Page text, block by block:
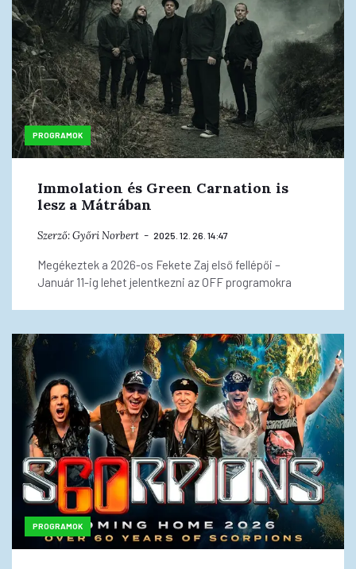
PROGRAMOK
Immolation és Green Carnation is
lesz a Mátrában
Szerző:Győri Norbert 2025. 12. 26. 14:47
Megékeztek a 2026-os Fekete Zaj első fellépői –
Január 11-ig lehet jelentkezni az OFF programokra
PROGRAMOK